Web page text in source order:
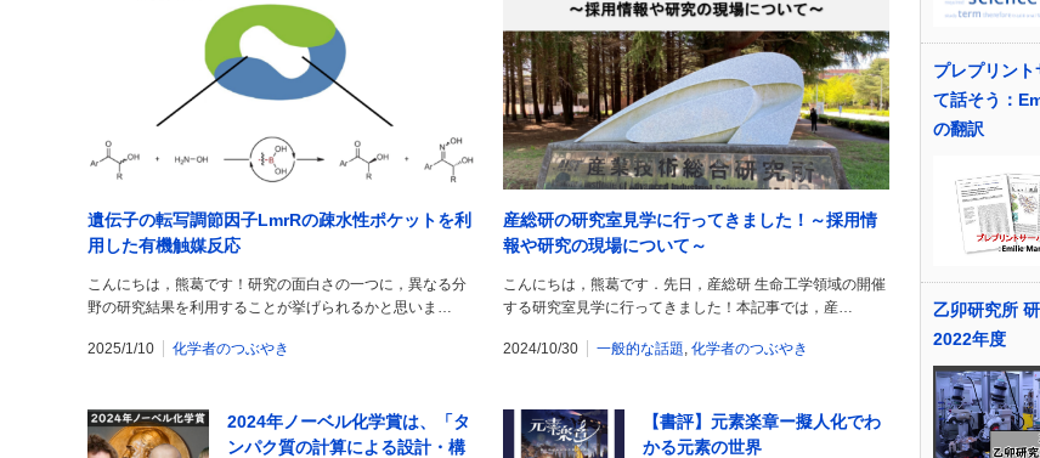
遺伝子の転写調節因子LmrRの疎水性ポケットを利
用した有機触媒反応
こんにちは，熊葛です！研究の面白さの一つに，異なる分
野の研究結果を利用することが挙げられるかと思いま…
2025/1/10 化学者のつぶやき
産総研の研究室見学に行ってきました！～採用情
報や研究の現場について～
こんにちは，熊葛です．先日，産総研 生命工学領域の開催
する研究室見学に行ってきました！本記事では，産…
2024/10/30 一般的な話題, 化学者のつぶやき
2024年ノーベル化学賞は、「タ
ンパク質の計算による設計・構
【書評】元素楽章ー擬人化でわ
かる元素の世界
プレプリン
て話そう：
の翻訳
乙卯研究所
2022年度